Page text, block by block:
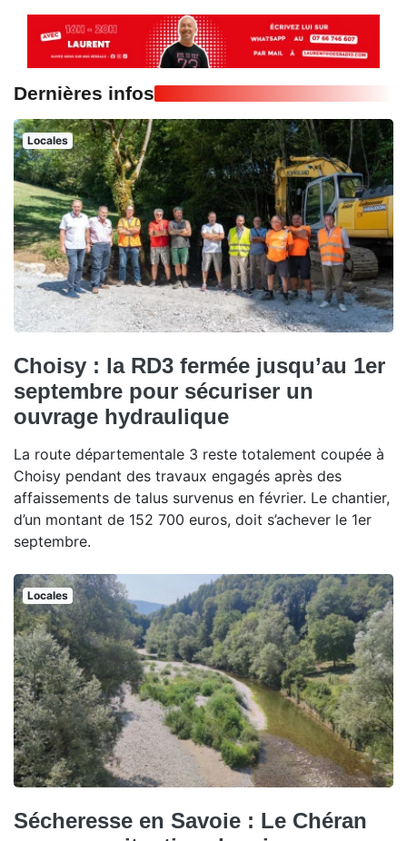
Dernières infos
Locales
Choisy : la RD3 fermée jusqu’au 1er
septembre pour sécuriser un
ouvrage hydraulique
La route départementale 3 reste totalement coupée à
Choisy pendant des travaux engagés après des
affaissements de talus survenus en février. Le chantier,
d’un montant de 152 700 euros, doit s’achever le 1er
septembre.
Locales
Sécheresse en Savoie : Le Chéran